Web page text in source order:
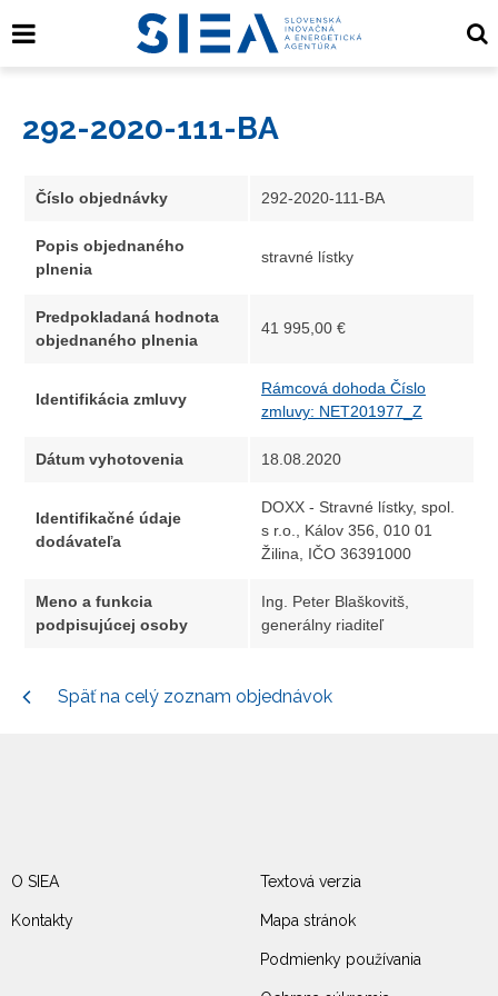
292-2020-111-BA
Číslo objednávky 292-2020-111-BA
Popis objednaného
plnenia
stravné lístky
Predpokladaná hodnota
objednaného plnenia
41 995,00 €
Identifikácia zmluvy
Rámcová dohoda Číslo
zmluvy: NET201977_Z
Dátum vyhotovenia 18.08.2020
Identifikačné údaje
dodávateľa
DOXX - Stravné lístky, spol.
s r.o., Kálov 356, 010 01
Žilina, IČO 36391000
Meno a funkcia
podpisujúcej osoby
Ing. Peter Blaškovitš,
generálny riaditeľ
Späť na celý zoznam objednávok
O SIEA
Kontakty
Textová verzia
Mapa stránok
Podmienky používania